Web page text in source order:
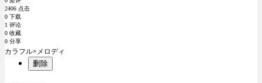
2406 点击
0 下载
1 评论
0 收藏
0 分享
カラフル×メロディ
删除